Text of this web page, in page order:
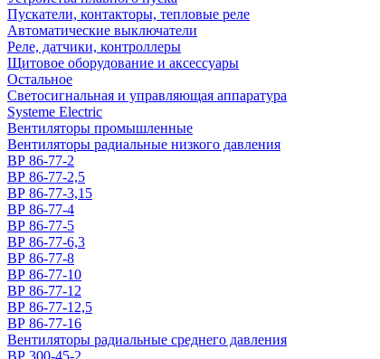
Пускатели, контакторы, тепловые реле
Автоматические выключатели
Реле, датчики, контроллеры
Щитовое оборудование и аксессуары
Остальное
Светосигнальная и управляющая аппаратура
Systeme Electric
Вентиляторы промышленные
Вентиляторы радиальные низкого давления
ВР 86-77-2
ВР 86-77-2,5
ВР 86-77-3,15
ВР 86-77-4
ВР 86-77-5
ВР 86-77-6,3
ВР 86-77-8
ВР 86-77-10
ВР 86-77-12
ВР 86-77-12,5
ВР 86-77-16
Вентиляторы радиальные среднего давления
ВР 300-45-2